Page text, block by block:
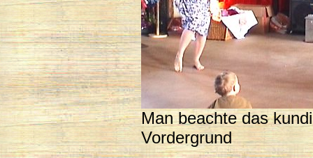
Man beachte das
Vordergrund